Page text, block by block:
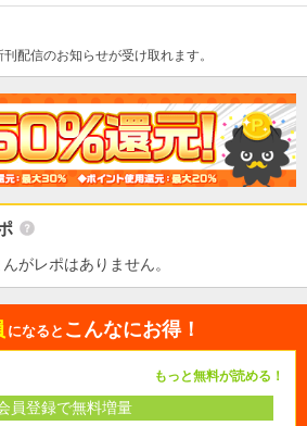
配信のお知らせが受け取れます。
がレポはありません。
になると こんなにお得！
もっと無料が読める！
員登録で無料増量